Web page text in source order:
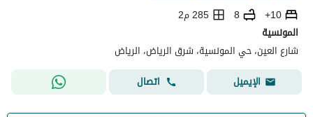
10+
8
285 م2
المونسية
شارع العين، حي المونسية، شرق الرياض، الرياض
الإيميل
اتصال